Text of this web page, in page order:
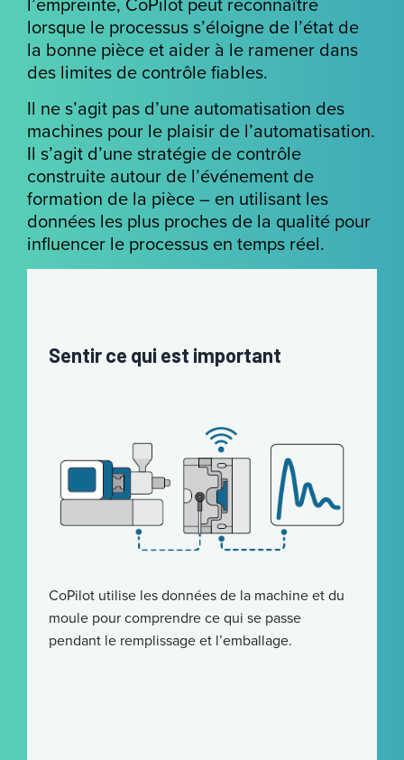
lorsque le processus s’éloigne de l’état de
la bonne pièce et aider à le ramener dans
des limites de contrôle fiables.
Il ne s’agit pas d’une automatisation des
machines pour le plaisir de l’automatisation.
Il s’agit d’une stratégie de contrôle
construite autour de l’événement de
formation de la pièce – en utilisant les
données les plus proches de la qualité pour
influencer le processus en temps réel.
Sentir ce qui est important
CoPilot utilise les données de la machine et du
moule pour comprendre ce qui se passe
pendant le remplissage et l’emballage.